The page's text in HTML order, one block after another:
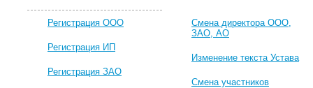
Регистрация ООО
Регистрация ИП
Регистрация ЗАО
Смена директора ООО,
ЗАО, АО
Изменение текста Устава
Смена участников